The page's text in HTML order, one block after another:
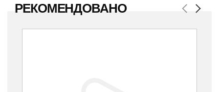
РЕКОМЕНДОВАНО Previous
Next